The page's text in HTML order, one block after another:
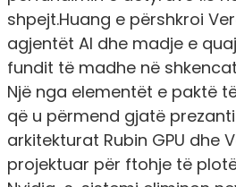
shpejt.Huang e përshkroi
agjentët AI dhe madje e
fundit të madhe në
Një nga elementët e paktë
që u përmend gjatë
arkitekturat Rubin GPU dhe
projektuar për ftohje të